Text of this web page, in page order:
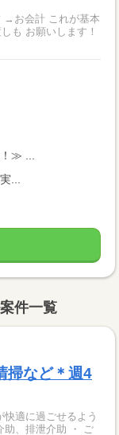
れが基本
も お願いします！
≫ ...
...
件一覧
掃など＊週4
適に過ごせるよう
助、排泄介助 ・ ご